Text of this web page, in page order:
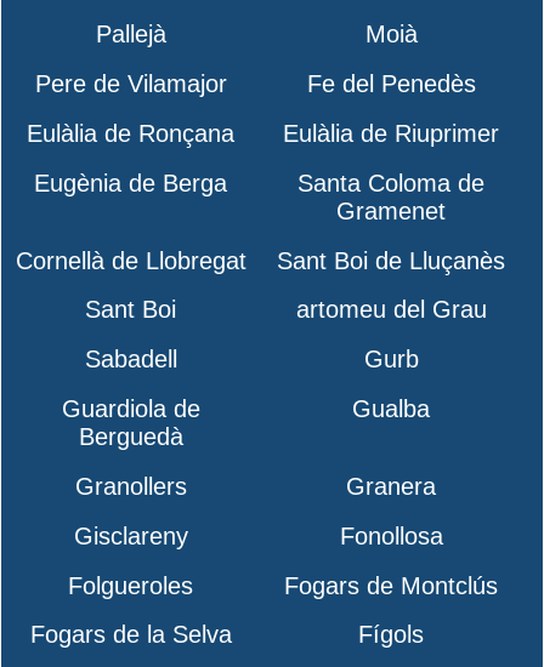
Pallejà
Moià
Pere de Vilamajor
Fe del Penedès
Eulàlia de Ronçana
Eulàlia de Riuprimer
Eugènia de Berga
Santa Coloma de
Gramenet
Cornellà de Llobregat
Sant Boi de Lluçanès
Sant Boi
artomeu del Grau
Sabadell
Gurb
Guardiola de
Berguedà
Gualba
Granollers
Granera
Gisclareny
Fonollosa
Folgueroles
Fogars de Montclús
Fogars de la Selva
Fígols